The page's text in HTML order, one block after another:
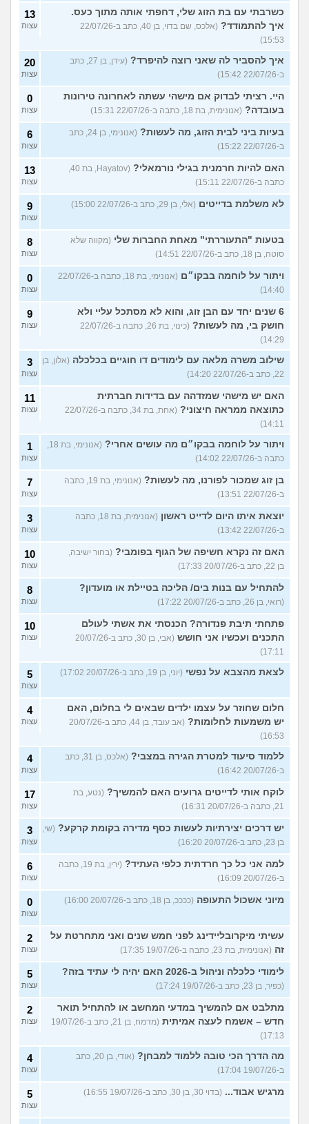
כשרבתי עם בת הזוג שלי, דחפתי אותה מתוך כעס.
איך להתמודד?
(אלכס, שם בדוי, בן 40, כתב ב-22/07/26
15:53)
13
עצות
איך להסביר לה שאני רוצה להיפרד?
(עידן, בן 27, כתב
ב-22/07/26 15:42)
20
עצות
היי. רציתי לבדוק אם מישהי עשתה לאחרונה טירונות
בעובדה? (אנונימית, בת 18, כתבה ב-22/07/26 15:31)
0
עצות
בעיות ביני לבית הזוג, מה לעשות?
(אנונימי, בן 24, כתב
ב-22/07/26 15:22)
6
עצות
האם להיות חרמנית בגילי נורמאלי?
(Hayatov, בת 40,
כתבה ב-22/07/26 15:11)
13
עצות
לא משלמת בדייטים (אלי, בן 29, כתב ב-22/07/26 15:00) 9
עצות
בטעות "התעוררתי" מאחת החברות שלי (מקווה שלא
סוטה, בן 18, כתב ב-22/07/26 14:51)
8
עצות
ויתור על לוחמה בבקו״ם
(אנונימי, בת 18, כתבה ב-22/07/26
14:40)
0
עצות
6 שנים יחד עם הבן זוג, והוא לא מסתכל עליי ולא
חושק בי, מה לעשות?
(כינוי, בת 26, כתבה ב-22/07/26
14:29)
9
עצות
שילוב משרה מלאה עם לימודים דו חוגיים בכלכלה (אלון, בן
22, כתב ב-22/07/26 14:20)
3
עצות
האם יש מישהי שמזדהה עם בדידות חברתית
כתוצאה ממראה חיצוני?
(אחת, בת 34, כתבה ב-22/07/26
14:11)
11
עצות
ויתור על לוחמה בבקו״ם מה עושים אחרי?
(אנונימי, בת 18,
כתבה ב-22/07/26 14:02)
1
עצות
בן זוג שמכור לפורנו, מה לעשות?
(אנונימי, בת 19, כתבה
ב-22/07/26 13:51)
7
עצות
יוצאת איתו היום לדייט ראשון
(אנונימית, בת 18, כתבה
ב-22/07/26 13:42)
3
עצות
האם זה נקרא חשיפה של הגוף בפומבי? (בחור ישיבה,
בן 22, כתב ב-20/07/26 17:33)
10
עצות
להתחיל עם בנות בים/ הליכה בטיילת או מועדון?
(רואי, בן 26, כתב ב-20/07/26 17:22)
8
עצות
פתחתי תיבת פנדורה? הכנסתי את אשתי לעולם
התכנים ועכשיו אני חושש
(אבי, בן 30, כתב ב-20/07/26
17:11)
10
עצות
לצאת מהצבא על נפשי (יוני, בן 19, כתב ב-20/07/26 17:02) 5
עצות
חלום שחוזר על עצמו ילדים שבאים לי בחלום, האם
יש משמעות לחלומות?
(אב עובד, בן 44, כתב ב-20/07/26
16:53)
4
עצות
ללמוד סיעוד למטרת הגירה במצבי?
(אלכס, בן 31, כתב
ב-20/07/26 16:42)
4
עצות
לוקח אותי לדייטים גרועים האם להמשיך? (נטע, בת
21, כתבה ב-20/07/26 16:31)
17
עצות
יש דרכים יצירתיות לעשות כסף מדירה בקומת קרקע? (שי,
בן 23, כתב ב-20/07/26 16:20)
3
עצות
למה אני כל כך חרדתית כלפי העתיד?
(ירין, בת 19, כתבה
ב-20/07/26 16:09)
6
עצות
מיוני אשכול התעופה (ככככ, בן 18, כתב ב-20/07/26 16:00) 0
עצות
עשיתי מיקרובליידינג לפני חמש שנים ואני מתחרטת על
זה (אנונימית, בת 23, כתבה ב-19/07/26 17:35)
2
עצות
לימודי כלכלה וניהול ב-2026 האם יהיה לי עתיד בזה?
(כפיר, בן 23, כתב ב-19/07/26 17:24)
5
עצות
מתלבט אם להמשיך במדעי המחשב או להתחיל תואר
חדש – אשמח לעצה אמיתית
(מדמח, בן 21, כתב ב-19/07/26
17:13)
2
עצות
מה הדרך הכי טובה ללמוד למבחן?
(אודי, בן 20, כתב
ב-19/07/26 17:04)
4
עצות
מרגיש אבוד... (בדוי 30, בן 30, כתב ב-19/07/26 16:55) 5
עצות